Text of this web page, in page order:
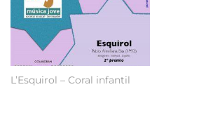
L’Esquirol – Coral infantil